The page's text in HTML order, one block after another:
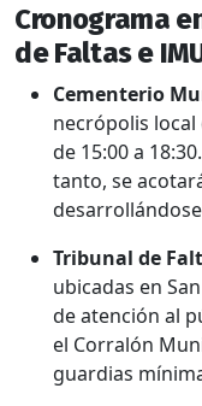
Cronograma
de Faltas e
Cementerio
necrópolis local
de 15:00 a
tanto, se
Tribunal de
ubicadas en
de atención al
el Corralón
guardias